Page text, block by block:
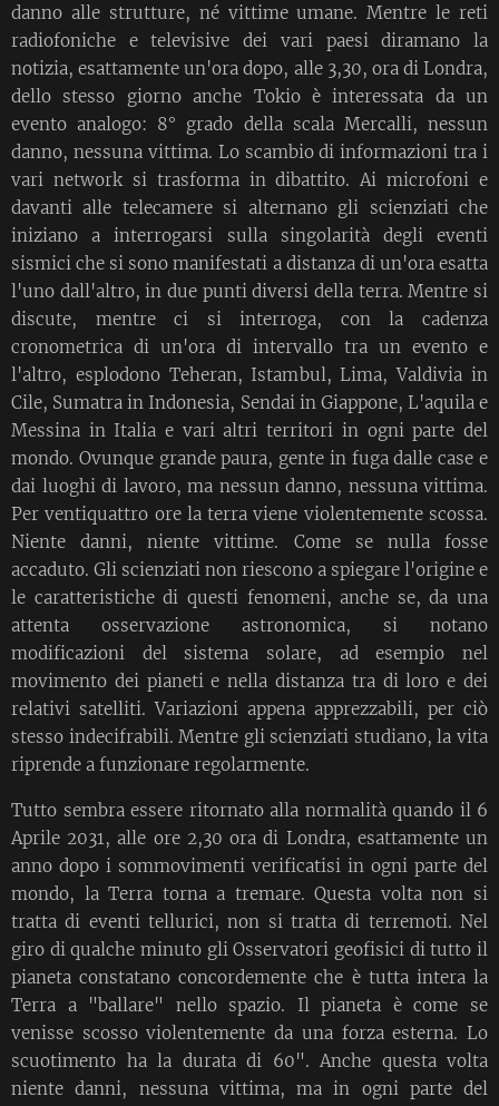
danno alle strutture, né vittime umane. Mentre le reti
radiofoniche e televisive dei vari paesi diramano la
notizia, esattamente un'ora dopo, alle 3,30, ora di Londra,
dello stesso giorno anche Tokio è interessata da un
evento analogo: 8° grado della scala Mercalli, nessun
danno, nessuna vittima. Lo scambio di informazioni tra i
vari network si trasforma in dibattito. Ai microfoni e
davanti alle telecamere si alternano gli scienziati che
iniziano a interrogarsi sulla singolarità degli eventi
sismici che si sono manifestati a distanza di un'ora esatta
l'uno dall'altro, in due punti diversi della terra. Mentre si
discute, mentre ci si interroga, con la cadenza
cronometrica di un'ora di intervallo tra un evento e
l'altro, esplodono Teheran, Istambul, Lima, Valdivia in
Cile, Sumatra in Indonesia, Sendai in Giappone, L'aquila e
Messina in Italia e vari altri territori in ogni parte del
mondo. Ovunque grande paura, gente in fuga dalle case e
dai luoghi di lavoro, ma nessun danno, nessuna vittima.
Per ventiquattro ore la terra viene violentemente scossa.
Niente danni, niente vittime. Come se nulla fosse
accaduto. Gli scienziati non riescono a spiegare l'origine e
le caratteristiche di questi fenomeni, anche se, da una
attenta osservazione astronomica, si notano
modificazioni del sistema solare, ad esempio nel
movimento dei pianeti e nella distanza tra di loro e dei
relativi satelliti. Variazioni appena apprezzabili, per ciò
stesso indecifrabili. Mentre gli scienziati studiano, la vita
riprende a funzionare regolarmente.
Tutto sembra essere ritornato alla normalità quando il 6
Aprile 2031, alle ore 2,30 ora di Londra, esattamente un
anno dopo i sommovimenti verificatisi in ogni parte del
mondo, la Terra torna a tremare. Questa volta non si
tratta di eventi tellurici, non si tratta di terremoti. Nel
giro di qualche minuto gli Osservatori geofisici di tutto il
pianeta constatano concordemente che è tutta intera la
Terra a "ballare" nello spazio. Il pianeta è come se
venisse scosso violentemente da una forza esterna. Lo
scuotimento ha la durata di 60". Anche questa volta
niente danni, nessuna vittima, ma in ogni parte del